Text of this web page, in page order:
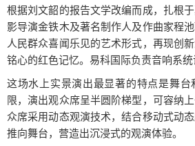
根据刘文韶的报告文学改编而成，扎根
影导演金铁木及著名制作人及作曲家程
人民群众喜闻乐见的艺术形式，再现创
铭心的红色记忆。易科国际负责音响系统
这场水上实景演出最显著的特点是舞台
限，演出观众席呈半圆阶梯型，可容纳
众席采用动态观演技术，结合移动式动
推向舞台，营造出沉浸式的观演体验。